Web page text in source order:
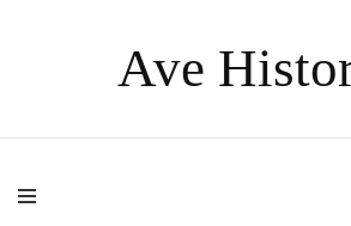
Ave